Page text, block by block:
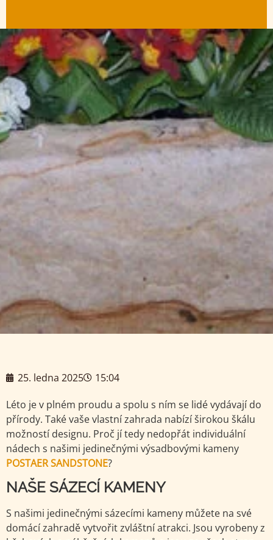
25. ledna 2025
15:04
Léto je v plném proudu a spolu s ním se lidé vydávají do
přírody. Také vaše vlastní zahrada nabízí širokou škálu
možností designu. Proč jí tedy nedopřát individuální
nádech s našimi jedinečnými výsadbovými kameny
POSTAER SANDSTONE?
NAŠE SÁZECÍ KAMENY
S našimi jedinečnými sázecími kameny můžete na své
domácí zahradě vytvořit zvláštní atrakci. Jsou vyrobeny z